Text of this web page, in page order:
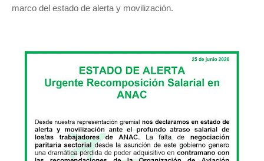
marco del estado de alerta y movilización.